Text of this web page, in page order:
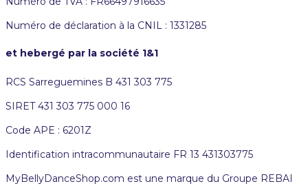
Numéro de déclaration à la CNIL : 1331285
et hebergé par la société 1&1
RCS Sarreguemines B 431 303 775
SIRET 431 303 775 000 16
Code APE : 6201Z
Identification intracommunautaire FR 13 431303775
MyBellyDanceShop.com est une marque du Groupe REBAI